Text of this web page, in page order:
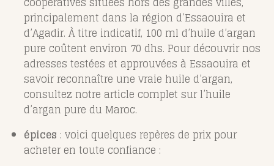
principalement dans la région d’Essaouira et
d’Agadir. À titre indicatif, 100 ml d’huile d’argan
pure coûtent environ 70 dhs. Pour découvrir nos
adresses testées et approuvées à Essaouira et
savoir reconnaître une vraie huile d’argan,
consultez notre article complet sur l’huile
d’argan pure du Maroc.
épices : voici quelques repères de prix pour
acheter en toute confiance :